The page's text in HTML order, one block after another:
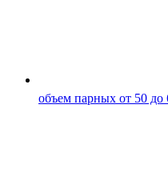
объем парных от 50 до